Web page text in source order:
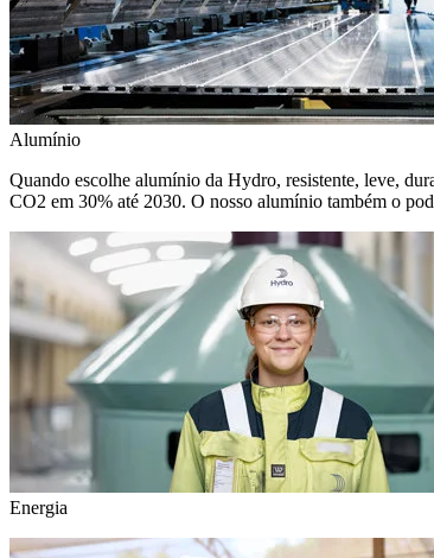
Alumínio
Quando escolhe alumínio da Hydro, resistente, leve,
CO2 em 30% até 2030. O nosso alumínio também o
Energia